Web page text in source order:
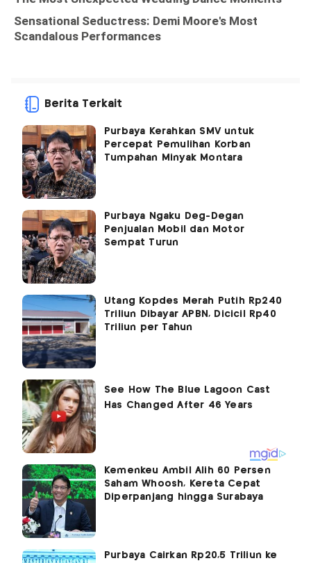
Berita Terkait
Purbaya Kerahkan SMV untuk
Percepat Pemulihan Korban
Tumpahan Minyak Montara
Purbaya Ngaku Deg-Degan
Penjualan Mobil dan Motor
Sempat Turun
Utang Kopdes Merah Putih Rp240
Triliun Dibayar APBN, Dicicil Rp40
Triliun per Tahun
Kemenkeu Ambil Alih 60 Persen
Saham Whoosh, Kereta Cepat
Diperpanjang hingga Surabaya
Purbaya Cairkan Rp20,5 Triliun ke